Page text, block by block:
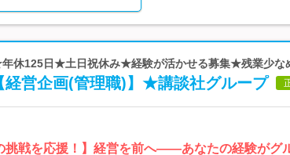
休125日★土日祝休み★経験が活かせる募集★残業少な
経営企画(管理職)】★講談社グループ
挑戦を応援！】経営を前へ――あなたの経験がグ